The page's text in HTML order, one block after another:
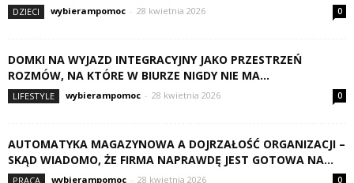
DZIECI wybierampomoc - 28 kwietnia 2026 0
DOMKI NA WYJAZD INTEGRACYJNY JAKO PRZESTRZEŃ
ROZMÓW, NA KTÓRE W BIURZE NIGDY NIE MA...
LIFESTYLE wybierampomoc - 28 kwietnia 2026 0
AUTOMATYKA MAGAZYNOWA A DOJRZAŁOŚĆ ORGANIZACJI –
SKĄD WIADOMO, ŻE FIRMA NAPRAWDĘ JEST GOTOWA NA...
PRACA wybierampomoc - 28 kwietnia 2026 0